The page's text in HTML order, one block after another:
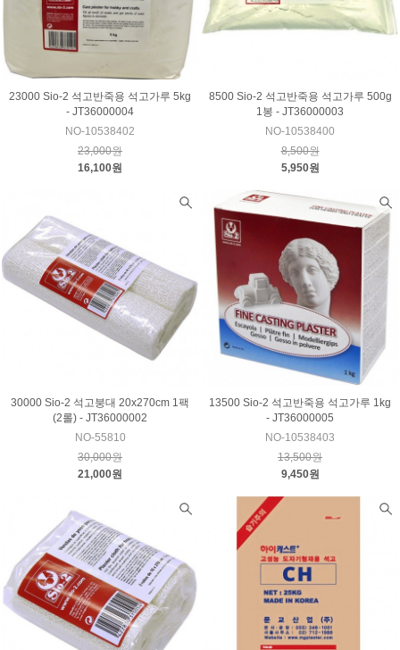
23000 Sio-2 석고반죽용 석고가루 5kg
- JT36000004
NO-10538402
23,000원
16,100원
8500 Sio-2 석고반죽용 석고가루 500g
1봉 - JT36000003
NO-10538400
8,500원
5,950원
30000 Sio-2 석고붕대 20x270cm 1팩
(2롤) - JT36000002
NO-55810
30,000원
21,000원
13500 Sio-2 석고반죽용 석고가루 1kg
- JT36000005
NO-10538403
13,500원
9,450원